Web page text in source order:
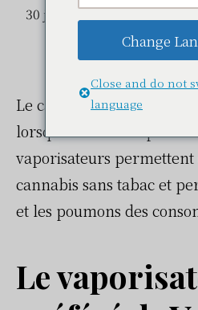
30 juin 2021parJulien
Le cannabis procure de
lorsque l’on le vaporise.
vaporisateurs
cannabis sans tabac et
et les poumons des
Le
Change
Close and do not
language